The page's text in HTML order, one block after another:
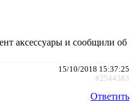
аксессуары и сообщили об
15/10/2018 15:37:25
#2544383
Ответить